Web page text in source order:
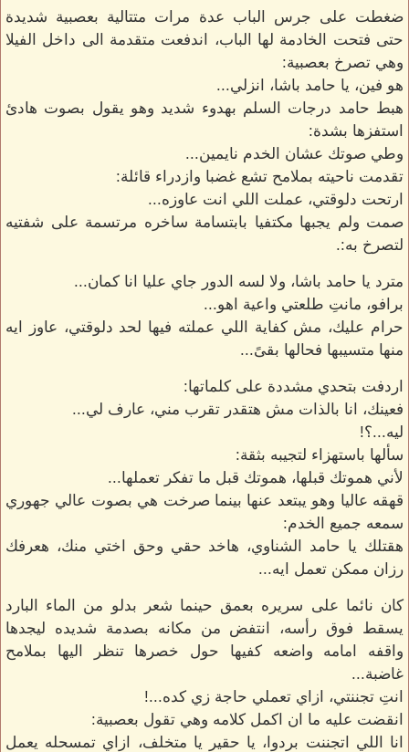
ضغطت على جرس الباب عدة مرات متتالية بعصبية شديدة
حتى فتحت الخادمة لها الباب، اندفعت متقدمة الى داخل الفيلا
وهي تصرخ بعصبية:
هو فين، يا حامد باشا، انزلي...
هبط حامد درجات السلم بهدوء شديد وهو يقول بصوت هادئ
استفزها بشدة:
وطي صوتك عشان الخدم نايمين...
تقدمت ناحيته بملامح تشع غضبا وازدراء قائلة:
ارتحت دلوقتي، عملت اللي انت عاوزه...
صمت ولم يجبها مكتفيا بابتسامة ساخره مرتسمة على شفتيه
لتصرخ به:.
مترد يا حامد باشا، ولا لسه الدور جاي عليا انا كمان...
برافو، مانتِ طلعتي واعية اهو...
حرام عليك، مش كفاية اللي عملته فيها لحد دلوقتي، عاوز ايه
منها متسيبها فحالها بقىً...
اردفت بتحدي مشددة على كلماتها:
فعينك، انا بالذات مش هتقدر تقرب مني، عارف لي...
ليه...؟!
سألها باستهزاء لتجيبه بثقة:
لأني هموتك قبلها، هموتك قبل ما تفكر تعملها...
قهقه عاليا وهو يبتعد عنها بينما صرخت هي بصوت عالي جهوري
سمعه جميع الخدم:
هقتلك يا حامد الشناوي، هاخد حقي وحق اختي منك، هعرفك
رزان ممكن تعمل ايه...
كان نائما على سريره بعمق حينما شعر بدلو من الماء البارد
يسقط فوق رأسه، انتفض من مكانه بصدمة شديده ليجدها
واقفه امامه واضعه كفيها حول خصرها تنظر اليها بملامح
غاضبة...
انتِ تجننتي، ازاي تعملي حاجة زي كده...!
انقضت عليه ما ان اكمل كلامه وهي تقول بعصبية:
انا اللي اتجننت بردوا، يا حقير يا متخلف، ازاي تمسحله يعمل